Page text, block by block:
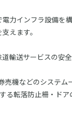
力インフラ設備
えます。
輸送サービスの安
機などのシステム一
転落防止柵・ドア